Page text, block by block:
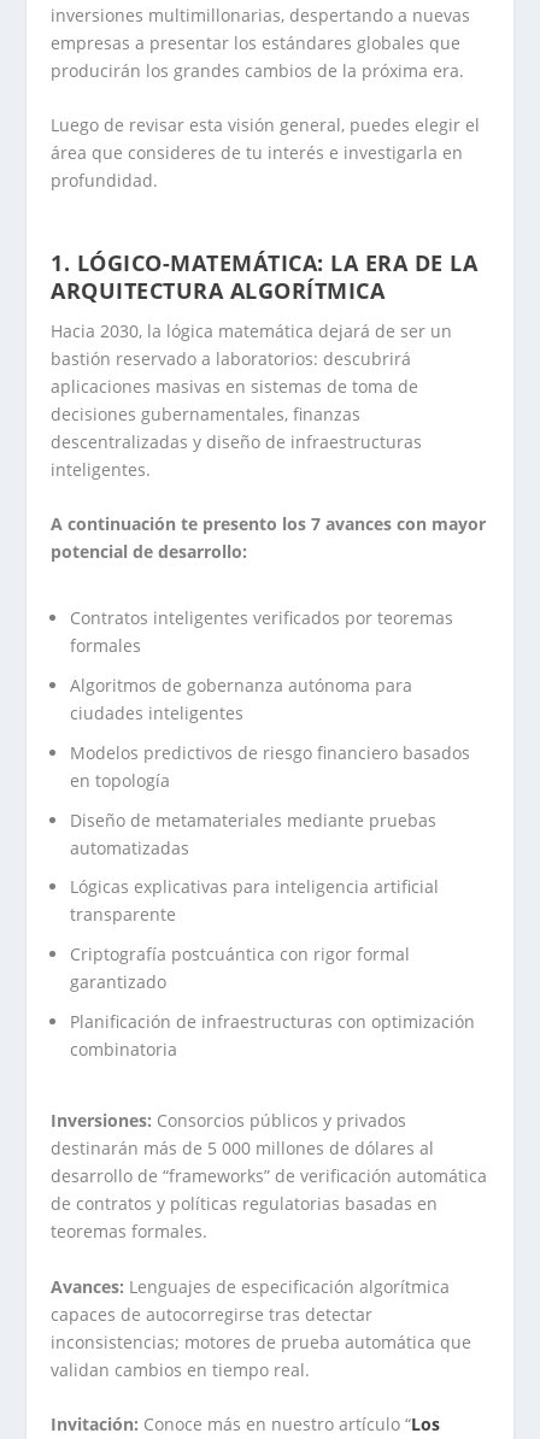
inversiones multimillonarias, despertando a nuevas
empresas a presentar los estándares globales que
producirán los grandes cambios de la próxima era.
Luego de revisar esta visión general, puedes elegir el
área que consideres de tu interés e investigarla en
profundidad.
1. LÓGICO-MATEMÁTICA: LA ERA DE LA
ARQUITECTURA ALGORÍTMICA
Hacia 2030, la lógica matemática dejará de ser un
bastión reservado a laboratorios: descubrirá
aplicaciones masivas en sistemas de toma de
decisiones gubernamentales, finanzas
descentralizadas y diseño de infraestructuras
inteligentes.
A continuación te presento los 7 avances con mayor
potencial de desarrollo:
Contratos inteligentes verificados por teoremas
formales
Algoritmos de gobernanza autónoma para
ciudades inteligentes
Modelos predictivos de riesgo financiero basados
en topología
Diseño de metamateriales mediante pruebas
automatizadas
Lógicas explicativas para inteligencia artificial
transparente
Criptografía postcuántica con rigor formal
garantizado
Planificación de infraestructuras con optimización
combinatoria
Inversiones: Consorcios públicos y privados
destinarán más de 5 000 millones de dólares al
desarrollo de “frameworks” de verificación automática
de contratos y políticas regulatorias basadas en
teoremas formales.
Avances: Lenguajes de especificación algorítmica
capaces de autocorregirse tras detectar
inconsistencias; motores de prueba automática que
validan cambios en tiempo real.
Invitación: Conoce más en nuestro artículo “Los